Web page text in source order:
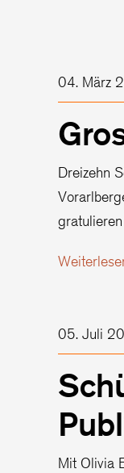
04. März
Dreizehn
05. Juli
Mit Olivia